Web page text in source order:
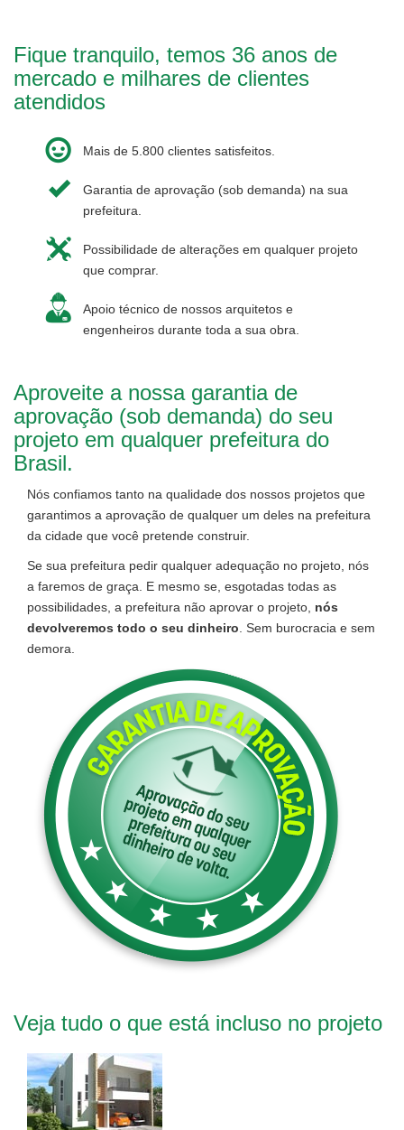
Fique tranquilo, temos 36 anos de
mercado e milhares de clientes
atendidos
Mais de 5.800 clientes satisfeitos.
Garantia de aprovação (sob demanda) na sua
prefeitura.
Possibilidade de alterações em qualquer projeto
que comprar.
Apoio técnico de nossos arquitetos e
engenheiros durante toda a sua obra.
Aproveite a nossa garantia de
aprovação (sob demanda) do seu
projeto em qualquer prefeitura do
Brasil.
Nós confiamos tanto na qualidade dos nossos projetos que
garantimos a aprovação de qualquer um deles na prefeitura
da cidade que você pretende construir.
Se sua prefeitura pedir qualquer adequação no projeto, nós
a faremos de graça. E mesmo se, esgotadas todas as
possibilidades, a prefeitura não aprovar o projeto, nós
devolveremos todo o seu dinheiro . Sem burocracia e sem
demora.
Veja tudo o que está incluso no projeto